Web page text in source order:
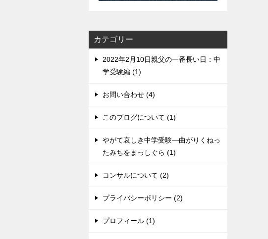
カテゴリー
2022年2月10日親父の一番長い日：中
学受験編 (1)
お問い合わせ (4)
このブログについて (1)
やがて哀しき中学受験―曲がりくねっ
たみちをまっしぐら (1)
コンサルについて (2)
プライバシーポリシー (2)
プロフィール (1)